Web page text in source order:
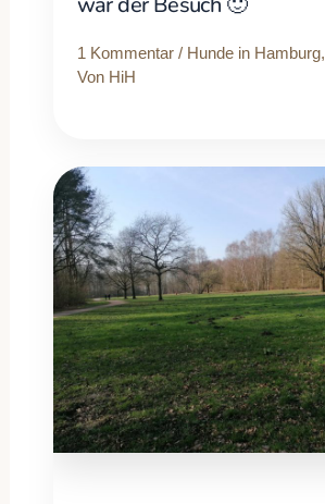
1 Kommentar / Hunde in Hamburg,
Von HiH